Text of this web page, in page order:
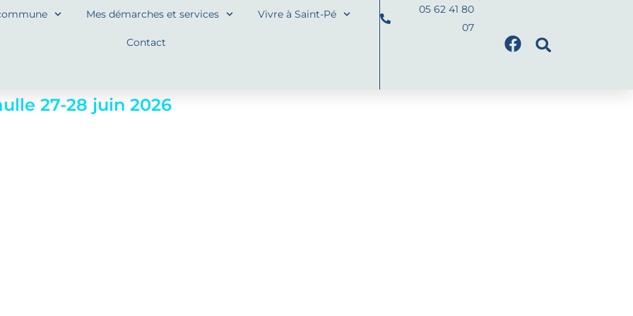
Mes démarches et services Vivre à Saint-Pé
Contact
05 62 41 80
07
27-28 juin 2026